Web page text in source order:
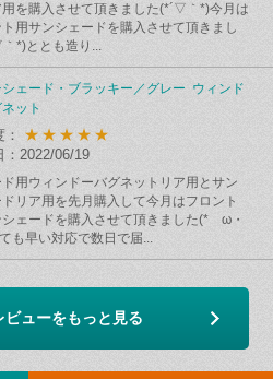
用を購入させて頂きました(*´▽｀*)今月は
用サンシェードを購入させて頂きまし
*)ととも造り...
シェード・ブラッキー／グレー ウィンド
ット
★★★★★
：2022/06/19
ド用ウィンドーバグネットリア用とサン
リア用を先月購入して今月はフロント
ェードを購入させて頂きました(*ゝω・
も早い対応で数日で届...
ビューをもっと見る